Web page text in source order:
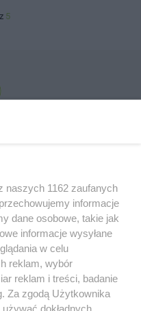
5
Serwis Informacyjny Miasta
HOSTING
FACEBOOK KONTAKT
naszych 1162 zaufanych
informacje
dane osobowe, takie jak
informacje wysyłane
w celu
reklam, wybór
reklam i treści, badanie
Za zgodą Użytkownika
dokładnych